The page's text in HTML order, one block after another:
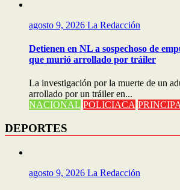
agosto 9, 2026 La Redacción
Detienen en NL a sospechoso de
que murió arrollado por tráiler
La investigación por la muerte de un
arrollado por un tráiler en...
NACIONAL POLICIACA
DEPORTES
agosto 9, 2026 La Redacción